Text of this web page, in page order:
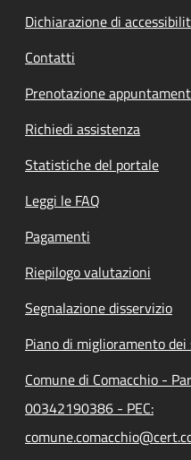
Dichiarazione di
Contatti
Prenotazione
Richiedi assistenza
Statistiche del portale
Leggi le FAQ
Pagamenti
Riepilogo valutazioni
Segnalazione disservizio
Piano di miglioramento dei
Comune di Comacchio -
00342190386 - PEC: